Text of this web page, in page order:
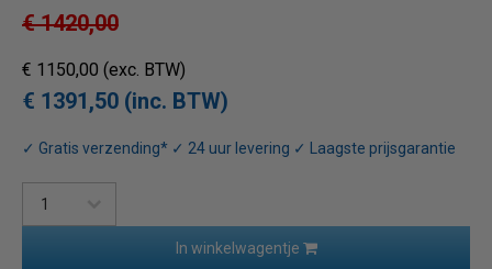
€ 1420,00
€ 1150,00 (exc. BTW)
€ 1391,50 (inc. BTW)
✓ Gratis verzending* ✓ 24 uur levering ✓ Laagste prijsgarantie
In winkelwagentje